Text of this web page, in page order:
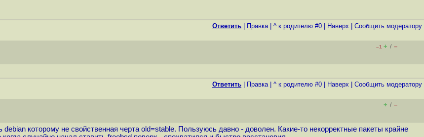
Ответить Правка| ^ к родителю #0 Наверх Cообщить модератору
–1 + / –
Ответить Правка| ^ к родителю #0 Наверх Cообщить модератору
+ / –
которому не свойственная черта old=stable. Пользуюсь давно - доволен. Какие-то некорректные пакеты крайне